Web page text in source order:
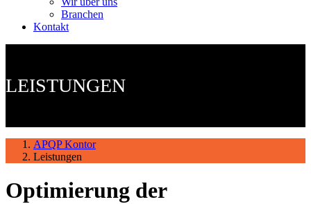
Branchen
Kontakt
LEISTUNGEN
APQP Kontor
Leistungen
Optimierung der